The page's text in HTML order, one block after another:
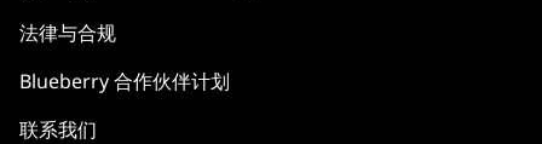
法律与合规
Blueberry 合作伙伴计划
联系我们